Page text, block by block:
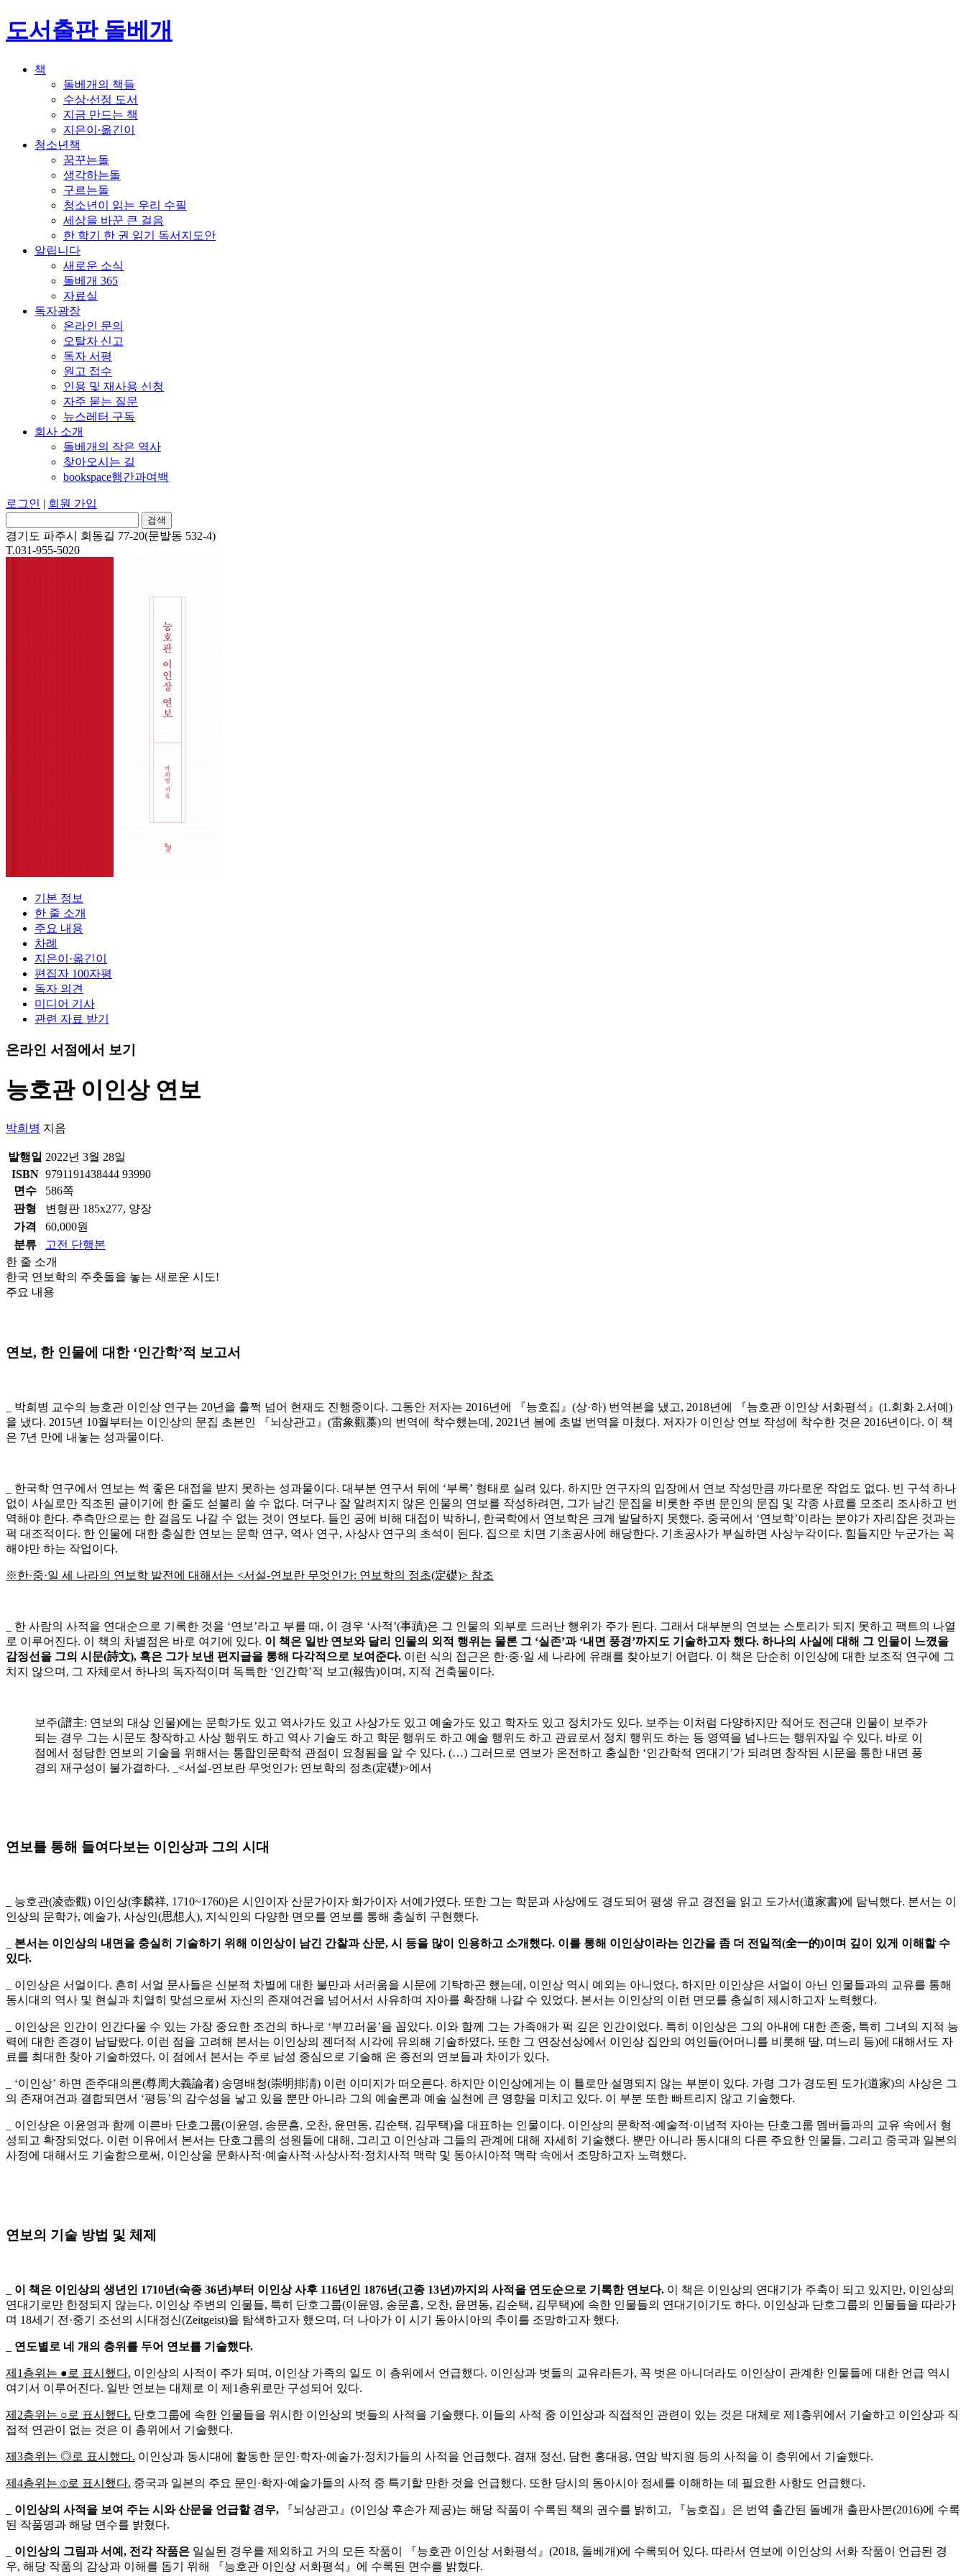
도서출판 돌베개
책
돌베개의 책들
수상∙선정 도서
지금 만드는 책
지은이∙옮긴이
청소년책
꿈꾸는돌
생각하는돌
구르는돌
청소년이 읽는 우리 수필
세상을 바꾼 큰 걸음
한 학기 한 권 읽기 독서지도안
알립니다
새로운 소식
돌베개 365
자료실
독자광장
온라인 문의
오탈자 신고
독자 서평
원고 접수
인용 및 재사용 신청
자주 묻는 질문
뉴스레터 구독
회사 소개
돌베개의 작은 역사
찾아오시는 길
bookspace행간과여백
로그인 | 회원 가입
경기도 파주시 회동길 77-20(문발동 532-4)
T.031-955-5020
기본 정보
한 줄 소개
주요 내용
차례
지은이·옮긴이
편집자 100자평
독자 의견
미디어 기사
관련 자료 받기
온라인 서점에서 보기
능호관 이인상 연보
박희병 지음
발행일 2022년 3월 28일
ISBN 9791191438444 93990
면수
586쪽
판형
변형판 185x277, 양장
가격
60,000원
분류
고전 단행본
한 줄 소개
한국 연보학의 주춧돌을 놓는 새로운 시도!
주요 내용
연보, 한 인물에 대한 ‘인간학’적 보고서
_ 박희병 교수의 능호관 이인상 연구는 20년을 훌쩍 넘어 현재도 진행중이다. 그동안 저자는 2016년에 『능호집』(상·하) 번역본을 냈고, 2018년에 『능호관 이인상 서화평석』(1.회화 2.서예)
을 냈다. 2015년 10월부터는 이인상의 문집 초본인 『뇌상관고』(雷象觀藁)의 번역에 착수했는데, 2021년 봄에 초벌 번역을 마쳤다. 저자가 이인상 연보 작성에 착수한 것은 2016년이다. 이 책
은 7년 만에 내놓는 성과물이다.
_ 한국학 연구에서 연보는 썩 좋은 대접을 받지 못하는 성과물이다. 대부분 연구서 뒤에 ‘부록’ 형태로 실려 있다. 하지만 연구자의 입장에서 연보 작성만큼 까다로운 작업도 없다. 빈 구석 하나
없이 사실로만 직조된 글이기에 한 줄도 섣불리 쓸 수 없다. 더구나 잘 알려지지 않은 인물의 연보를 작성하려면, 그가 남긴 문집을 비롯한 주변 문인의 문집 및 각종 사료를 모조리 조사하고 번
역해야 한다. 추측만으로는 한 걸음도 나갈 수 없는 것이 연보다. 들인 공에 비해 대접이 박하니, 한국학에서 연보학은 크게 발달하지 못했다. 중국에서 ‘연보학’이라는 분야가 자리잡은 것과는
퍽 대조적이다. 한 인물에 대한 충실한 연보는 문학 연구, 역사 연구, 사상사 연구의 초석이 된다. 집으로 치면 기초공사에 해당한다. 기초공사가 부실하면 사상누각이다. 힘들지만 누군가는 꼭
해야만 하는 작업이다.
※한·중·일 세 나라의 연보학 발전에 대해서는 <서설-연보란 무엇인가: 연보학의 정초(定礎)> 참조
_ 한 사람의 사적을 연대순으로 기록한 것을 ‘연보’라고 부를 때, 이 경우 ‘사적’(事蹟)은 그 인물의 외부로 드러난 행위가 주가 된다. 그래서 대부분의 연보는 스토리가 되지 못하고 팩트의 나열
로 이루어진다. 이 책의 차별점은 바로 여기에 있다. 이 책은 일반 연보와 달리 인물의 외적 행위는 물론 그 ‘실존’과 ‘내면 풍경’까지도 기술하고자 했다. 하나의 사실에 대해 그 인물이 느꼈을
감정선을 그의 시문(詩文), 혹은 그가 보낸 편지글을 통해 다각적으로 보여준다. 이런 식의 접근은 한·중·일 세 나라에 유래를 찾아보기 어렵다. 이 책은 단순히 이인상에 대한 보조적 연구에 그
치지 않으며, 그 자체로서 하나의 독자적이며 독특한 ‘인간학’적 보고(報告)이며, 지적 건축물이다.
보주(譜主: 연보의 대상 인물)에는 문학가도 있고 역사가도 있고 사상가도 있고 예술가도 있고 학자도 있고 정치가도 있다. 보주는 이처럼 다양하지만 적어도 전근대 인물이 보주가
되는 경우 그는 시문도 창작하고 사상 행위도 하고 역사 기술도 하고 학문 행위도 하고 예술 행위도 하고 관료로서 정치 행위도 하는 등 영역을 넘나드는 행위자일 수 있다. 바로 이
점에서 정당한 연보의 기술을 위해서는 통합인문학적 관점이 요청됨을 알 수 있다. (…) 그러므로 연보가 온전하고 충실한 ‘인간학적 연대기’가 되려면 창작된 시문을 통한 내면 풍
경의 재구성이 불가결하다. _<서설-연보란 무엇인가: 연보학의 정초(定礎)>에서
연보를 통해 들여다보는 이인상과 그의 시대
_ 능호관(凌壺觀) 이인상(李麟祥, 1710~1760)은 시인이자 산문가이자 화가이자 서예가였다. 또한 그는 학문과 사상에도 경도되어 평생 유교 경전을 읽고 도가서(道家書)에 탐닉했다. 본서는 이
인상의 문학가, 예술가, 사상인(思想人), 지식인의 다양한 면모를 연보를 통해 충실히 구현했다.
본서는 이인상의 내면을 충실히 기술하기 위해 이인상이 남긴 간찰과 산문, 시 등을 많이 인용하고 소개했다. 이를 통해 이인상이라는 인간을 좀 더 전일적(全一的)이며 깊이 있게 이해할 수
있다.
_ 이인상은 서얼이다. 흔히 서얼 문사들은 신분적 차별에 대한 불만과 서러움을 시문에 기탁하곤 했는데, 이인상 역시 예외는 아니었다. 하지만 이인상은 서얼이 아닌 인물들과의 교유를 통해
동시대의 역사 및 현실과 치열히 맞섬으로써 자신의 존재여건을 넘어서서 사유하며 자아를 확장해 나갈 수 있었다. 본서는 이인상의 이런 면모를 충실히 제시하고자 노력했다.
_ 이인상은 인간이 인간다울 수 있는 가장 중요한 조건의 하나로 ‘부끄러움’을 꼽았다. 이와 함께 그는 가족애가 퍽 깊은 인간이었다. 특히 이인상은 그의 아내에 대한 존중, 특히 그녀의 지적 능
력에 대한 존경이 남달랐다. 이런 점을 고려해 본서는 이인상의 젠더적 시각에 유의해 기술하였다. 또한 그 연장선상에서 이인상 집안의 여인들(어머니를 비롯해 딸, 며느리 등)에 대해서도 자
료를 최대한 찾아 기술하였다. 이 점에서 본서는 주로 남성 중심으로 기술해 온 종전의 연보들과 차이가 있다.
_ ‘이인상’ 하면 존주대의론(尊周大義論者) 숭명배청(崇明排淸) 이런 이미지가 떠오른다. 하지만 이인상에게는 이 틀로만 설명되지 않는 부분이 있다. 가령 그가 경도된 도가(道家)의 사상은 그
의 존재여건과 결합되면서 ‘평등’의 감수성을 낳고 있을 뿐만 아니라 그의 예술론과 예술 실천에 큰 영향을 미치고 있다. 이 부분 또한 빠트리지 않고 기술했다.
_ 이인상은 이윤영과 함께 이른바 단호그룹(이윤영, 송문흠, 오찬, 윤면동, 김순택, 김무택)을 대표하는 인물이다. 이인상의 문학적·예술적·이념적 자아는 단호그룹 멤버들과의 교유 속에서 형
성되고 확장되었다. 이런 이유에서 본서는 단호그룹의 성원들에 대해, 그리고 이인상과 그들의 관계에 대해 자세히 기술했다. 뿐만 아니라 동시대의 다른 주요한 인물들, 그리고 중국과 일본의
사정에 대해서도 기술함으로써, 이인상을 문화사적·예술사적·사상사적·정치사적 맥락 및 동아시아적 맥락 속에서 조망하고자 노력했다.
연보의 기술 방법 및 체제
이 책은 이인상의 생년인 1710년(숙종 36년)부터 이인상 사후 116년인 1876년(고종 13년)까지의 사적을 연도순으로 기록한 연보다. 이 책은 이인상의 연대기가 주축이 되고 있지만, 이인상의
연대기로만 한정되지 않는다. 이인상 주변의 인물들, 특히 단호그룹(이윤영, 송문흠, 오찬, 윤면동, 김순택, 김무택)에 속한 인물들의 연대기이기도 하다. 이인상과 단호그룹의 인물들을 따라가
며 18세기 전·중기 조선의 시대정신(Zeitgeist)을 탐색하고자 했으며, 더 나아가 이 시기 동아시아의 추이를 조망하고자 했다.
연도별로 네 개의 층위를 두어 연보를 기술했다.
제1층위는 ●로 표시했다. 이인상의 사적이 주가 되며, 이인상 가족의 일도 이 층위에서 언급했다. 이인상과 벗들의 교유라든가, 꼭 벗은 아니더라도 이인상이 관계한 인물들에 대한 언급 역시
여기서 이루어진다. 일반 연보는 대체로 이 제1층위로만 구성되어 있다.
제2층위는 ○로 표시했다. 단호그룹에 속한 인물들을 위시한 이인상의 벗들의 사적을 기술했다. 이들의 사적 중 이인상과 직접적인 관련이 있는 것은 대체로 제1층위에서 기술하고 이인상과 직
접적 연관이 없는 것은 이 층위에서 기술했다.
제3층위는 ◎로 표시했다. 이인상과 동시대에 활동한 문인·학자·예술가·정치가들의 사적을 언급했다. 겸재 정선, 담헌 홍대용, 연암 박지원 등의 사적을 이 층위에서 기술했다.
제4층위는 ⦶로 표시했다. 중국과 일본의 주요 문인·학자·예술가들의 사적 중 특기할 만한 것을 언급했다. 또한 당시의 동아시아 정세를 이해하는 데 필요한 사항도 언급했다.
이인상의 사적을 보여 주는 시와 산문을 언급할 경우, 『뇌상관고』(이인상 후손가 제공)는 해당 작품이 수록된 책의 권수를 밝히고, 『능호집』은 번역 출간된 돌베개 출판사본(2016)에 수록
된 작품명과 해당 면수를 밝혔다.
이인상의 그림과 서예 , 전각 작품은 일실된 경우를 제외하고 거의 모든 작품이 『능호관 이인상 서화평석』(2018, 돌베개)에 수록되어 있다. 따라서 연보에 이인상의 서화 작품이 언급된 경
우, 해당 작품의 감상과 이해를 돕기 위해 『능호관 이인상 서화평석』에 수록된 면수를 밝혔다.